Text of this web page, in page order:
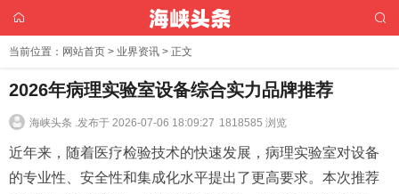
当前位置： 网站首页 > 业界资讯 > 正文
2026年病理实验室设备综合实力品牌推荐
海峡头条 .发布于 2026-07-06 18:09:27 1818585 浏览
近年来，随着医疗检验技术的快速发展，病理实验室对设备
的专业性、安全性和集成化水平提出了更高要求。本次推荐